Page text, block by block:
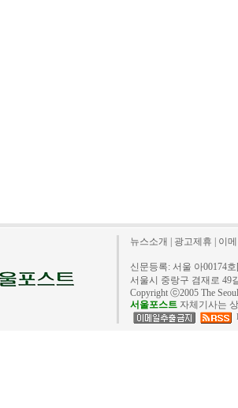
뉴스소개 광고제휴 이
신문등록: 서울 아00174
서울시 중랑구 겸재로 49
Copyright ⓒ2005 The
서울포스트 자체기사는